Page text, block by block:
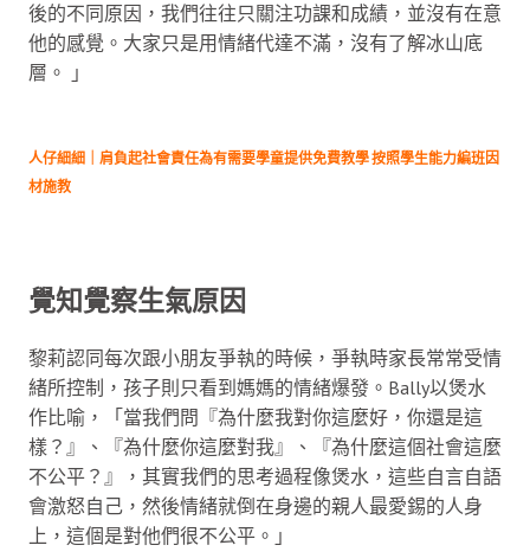
後的不同原因，我們往往只關注功課和成績，並沒有在意
他的感覺。大家只是用情緒代達不滿，沒有了解冰山底
層。 」
人仔細細｜肩負起社會責任為有需要學童提供免費教學 按照學生能力編班因
材施教
覺知覺察生氣原因
黎莉認同每次跟小朋友爭執的時候，爭執時家長常常受情
緒所控制，孩子則只看到媽媽的情緒爆發。Bally以煲水
作比喻，「當我們問『為什麼我對你這麼好，你還是這
樣？』、『為什麼你這麼對我』、『為什麼這個社會這麼
不公平？』，其實我們的思考過程像煲水，這些自言自語
會激怒自己，然後情緒就倒在身邊的親人最愛錫的人身
上，這個是對他們很不公平。」